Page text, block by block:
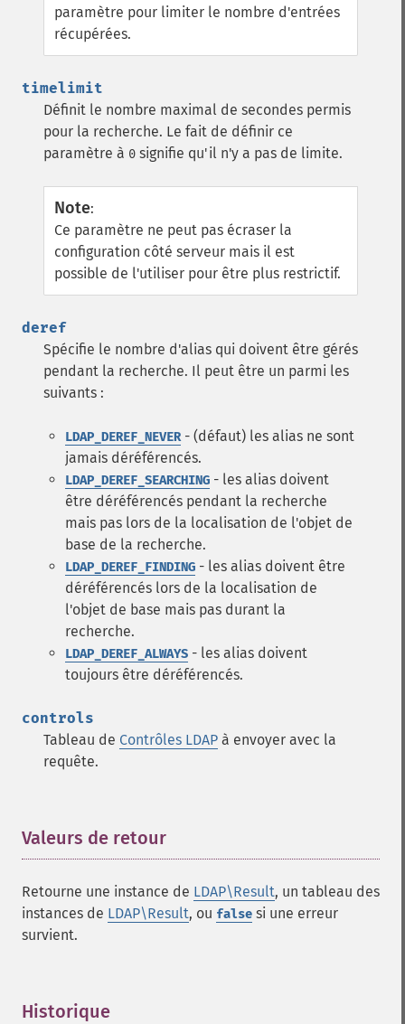
paramètre pour limiter le nombre d'entrées
récupérées.
timelimit
Définit le nombre maximal de secondes permis
pour la recherche. Le fait de définir ce
paramètre à 0 signifie qu'il n'y a pas de limite.
Note:
Ce paramètre ne peut pas écraser la
configuration côté serveur mais il est
possible de l'utiliser pour être plus restrictif.
deref
Spécifie le nombre d'alias qui doivent être gérés
pendant la recherche. Il peut être un parmi les
suivants :
LDAP_DEREF_NEVER- (défaut) les alias ne sont
jamais déréférencés.
LDAP_DEREF_SEARCHING - les alias doivent
être déréférencés pendant la recherche
mais pas lors de la localisation de l'objet de
base de la recherche.
LDAP_DEREF_FINDING - les alias doivent être
déréférencés lors de la localisation de
l'objet de base mais pas durant la
recherche.
LDAP_DEREF_ALWAYS - les alias doivent
toujours être déréférencés.
controls
Tableau de Contrôles LDAP à envoyer avec la
requête.
Valeurs de retour
Retourne une instance de LDAP\Result, un tableau des
instances de LDAP\Result, ou false si une erreur
survient.
Historique